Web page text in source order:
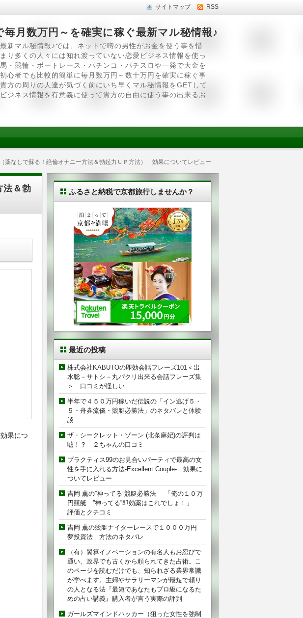
サイトマップ RSS
月数万円～を確実に稼ぐ最新マル秘情報♪
新マル秘情報♪では、ネットで噂の男性がお金を使う事を惜
り多くの人々には知れ渡っていない恋愛ビジネス情報を使っ
・競輪・ボートレース・パチンコ・パチスロや一発で大金を
心者でも比較的簡単に毎月数万円～数十万円を確実に稼ぐ事
方の周りの人達が気づく前にいち早くマル秘情報をGETして
ジネス情報を有意義に使って貴方の自由に使う事の出来るお
薬なしで蘇る！絶倫オナニー方法＆勃起力ＵＰ方法） 効果についてレビュー
法＆勃
果につ
ふるさと納税で京都旅行しませんか？
最近の投稿
株式会社KABUTOの即効会話フレーズ101＜出
水聡－サトシ－丸パクリ出来る会話フレーズ集
＞ 口コミが怪しい
半年で４５０万円稼いだ伝説の「イン逃げ５・
５・舟券流儀・競艇必勝法」のネタバレと体験
談
ザ・シークレット・ゾーン (北条麻妃)の評判は
嘘！？ ２ちゃんの口コミ
プラクティス99のお見合いパーティで最高の女
性を手に入れる方法-Excellent Couple- 効果に
ついてレビュー
吉岡 薫の”神ってる”競艇必勝法 「俺の１０万
円競艇 ”神ってる”即効薬はこれでしょ！」
評価とクチコミ
吉岡 薫の競艇ナイターレースで１０００万円
夢投資法 方法のネタバレ
（有）翼算イノベーションの有名人もお忍びで
通い、政界でも古くから頼られてきた占術。こ
のページを読むだけでも、知られざる業界常識
が学べます。主婦やサラリーマンが最短で頼り
の人となる法『最短であなたもプロ級になるた
めの占い講義』購入者が言う実際の評判
ガールズマインドハッカー（狙った女性を強制